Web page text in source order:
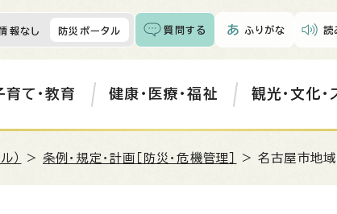
報なし 防災ポータル 質問する ふりがな 読
育て・教育 健康・医療・福祉 観光・文化・
） >条例・規定・計画［防災・危機管理］ > 名古屋市地域